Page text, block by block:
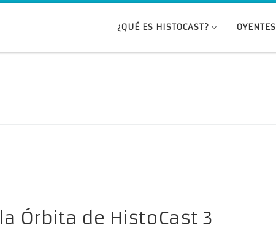
¿QUÉ ES HISTOCAST? OYENTES
Órbita de HistoCast 3